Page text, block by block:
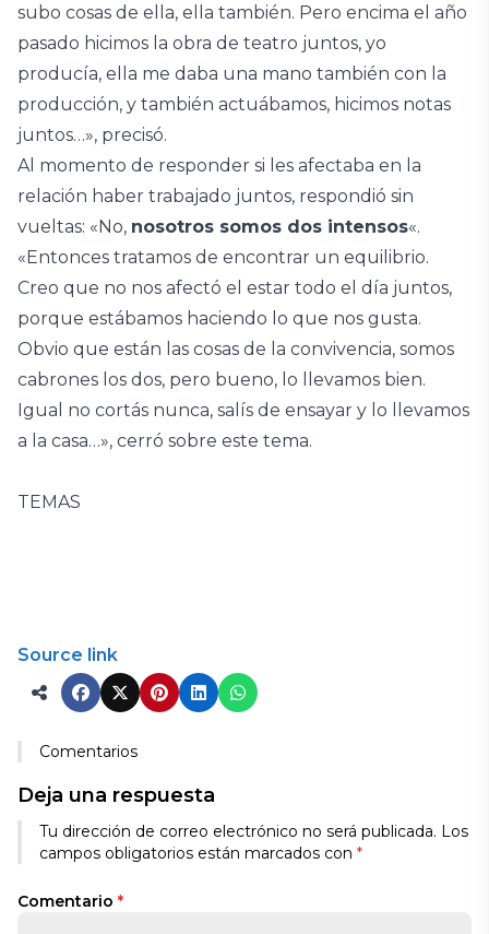
subo cosas de ella, ella también. Pero encima el año
pasado hicimos la obra de teatro juntos, yo
producía, ella me daba una mano también con la
producción, y también actuábamos, hicimos notas
juntos…», precisó.
Al momento de responder si les afectaba en la
relación haber trabajado juntos, respondió sin
vueltas: «No, nosotros somos dos intensos«.
«Entonces tratamos de encontrar un equilibrio.
Creo que no nos afectó el estar todo el día juntos,
porque estábamos haciendo lo que nos gusta.
Obvio que están las cosas de la convivencia, somos
cabrones los dos, pero bueno, lo llevamos bien.
Igual no cortás nunca, salís de ensayar y lo llevamos
a la casa…», cerró sobre este tema.
TEMAS
Source link
Comentarios
Deja una respuesta
Tu dirección de correo electrónico no será publicada. Los
campos obligatorios están marcados con *
Comentario *